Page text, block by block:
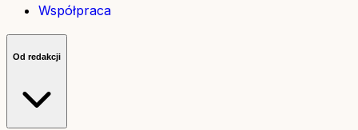
Współpraca
Od redakcji